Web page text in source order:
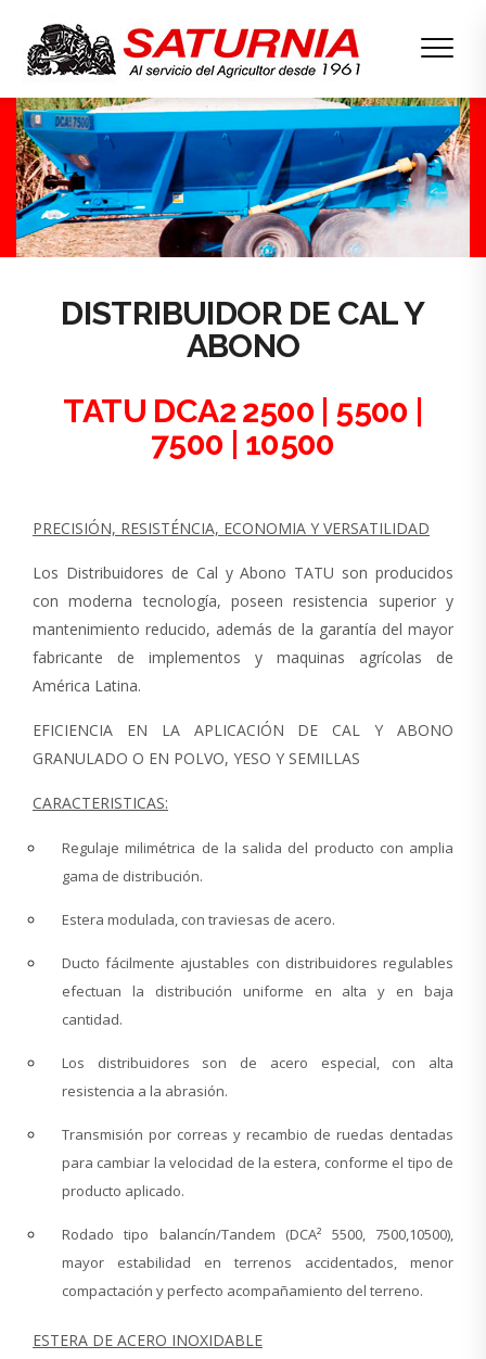
DISTRIBUIDOR DE CAL Y
ABONO
TATU DCA2 2500 | 5500 |
7500 | 10500
PRECISIÓN, RESISTÉNCIA, ECONOMIA Y VERSATILIDAD
Los Distribuidores de Cal y Abono TATU son producidos
con moderna tecnología, poseen resistencia superior y
mantenimiento reducido, además de la garantía del mayor
fabricante de implementos y maquinas agrícolas de
América Latina.
EFICIENCIA EN LA APLICACIÓN DE CAL Y ABONO
GRANULADO O EN POLVO, YESO Y SEMILLAS
CARACTERISTICAS:
Regulaje milimétrica de la salida del producto con amplia
gama de distribución.
Estera modulada, con traviesas de acero.
Ducto fácilmente ajustables con distribuidores regulables
efectuan la distribución uniforme en alta y en baja
cantidad.
Los distribuidores son de acero especial, con alta
resistencia a la abrasión.
Transmisión por correas y recambio de ruedas dentadas
para cambiar la velocidad de la estera, conforme el tipo de
producto aplicado.
Rodado tipo balancín/Tandem (DCA² 5500, 7500,10500),
mayor estabilidad en terrenos accidentados, menor
compactación y perfecto acompañamiento del terreno.
ESTERA DE ACERO INOXIDABLE